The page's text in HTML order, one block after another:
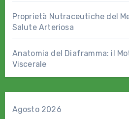
Proprietà Nutraceutiche del
Salute Arteriosa
Anatomia del Diaframma: il
Viscerale
Agosto 2026